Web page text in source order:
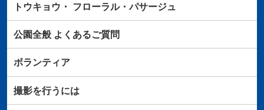
トウキョウ・ フローラル・パサージュ
公園全般よくあるご質問
ボランティア
撮影を行うには